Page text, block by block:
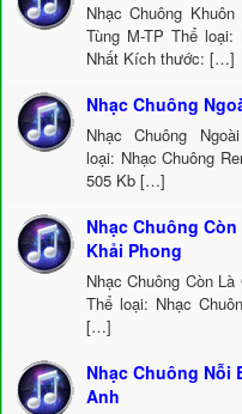
Nhạc Chuông
Tùng M-TP Thể
Nhất Kích thước: […]
Nhạc Chuông
Nhạc Chuông
loại: Nhạc Chuông
505 Kb […]
Nhạc Chuông Còn
Khải Phong
Nhạc Chuông Còn
Thể loại: Nhạc
[…]
Nhạc Chuông Nỗi
Anh